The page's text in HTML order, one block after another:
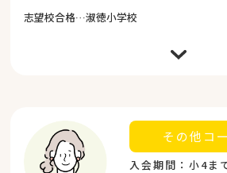
り添いながらご指導をしてくださっ
申し上げます。 この春、わが子は第
志望校合格…淑徳小学校
できたお友だちとの関係も、娘の成
います。チャイルド・アイズで開催
分かりやすく、父親の気持ちにも変
きました。ありがとうございました。
その他コ
入会期間：小4ま